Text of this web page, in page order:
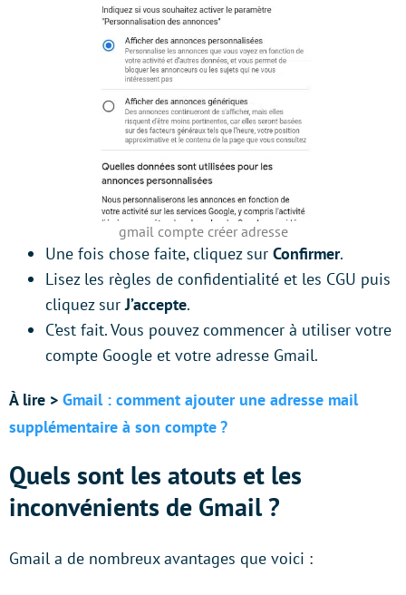
gmail compte créer adresse
Une fois chose faite, cliquez sur Confirmer.
Lisez les règles de confidentialité et les CGU puis
cliquez surJ’accepte.
C’est fait. Vous pouvez commencer à utiliser votre
compte Google et votre adresse Gmail.
À lire > Gmail : comment ajouter une adresse mail
supplémentaire à son compte ?
Quels sont les atouts et les
inconvénients de Gmail ?
Gmail a de nombreux avantages que voici :